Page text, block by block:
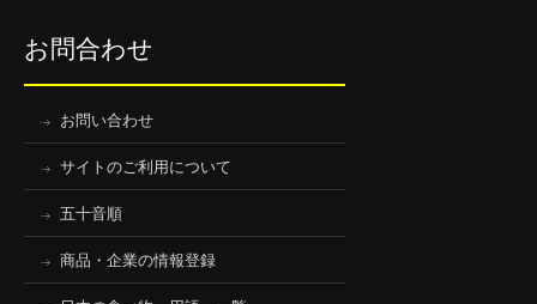
お問合わせ
お問い合わせ
サイトのご利用について
五十音順
商品・企業の情報登録